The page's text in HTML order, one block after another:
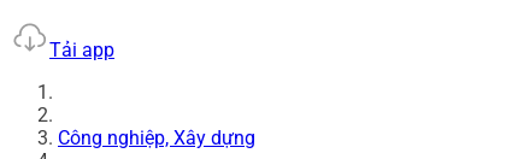
Tải app
Công nghiệp, Xây dựng